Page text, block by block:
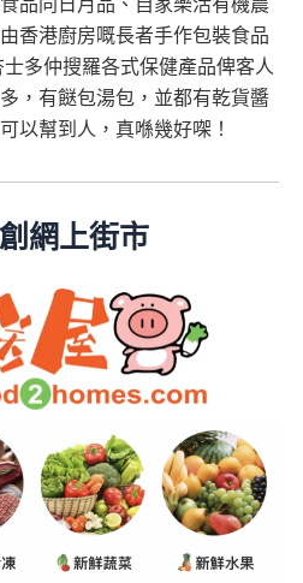
香港廚房嘅長者手作包裝食品
多仲搜羅各式保健產品俾客人
，有餸包湯包，並都有乾貨醬
以幫到人，真喺幾好㗎！
網上街市